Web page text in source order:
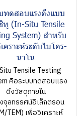
ทดสอบแรงดึงแบบ
(In-Situ Tensile
System) สำหรับ
คราะห์ระดับไมโคร-
นาโน
Tensile Testing
คือระบบทดสอบแรง
ดึงวัสดุภายใน
จุลทรรศน์อิเล็กตรอน
TEM) เพื่อวิเคราะห์